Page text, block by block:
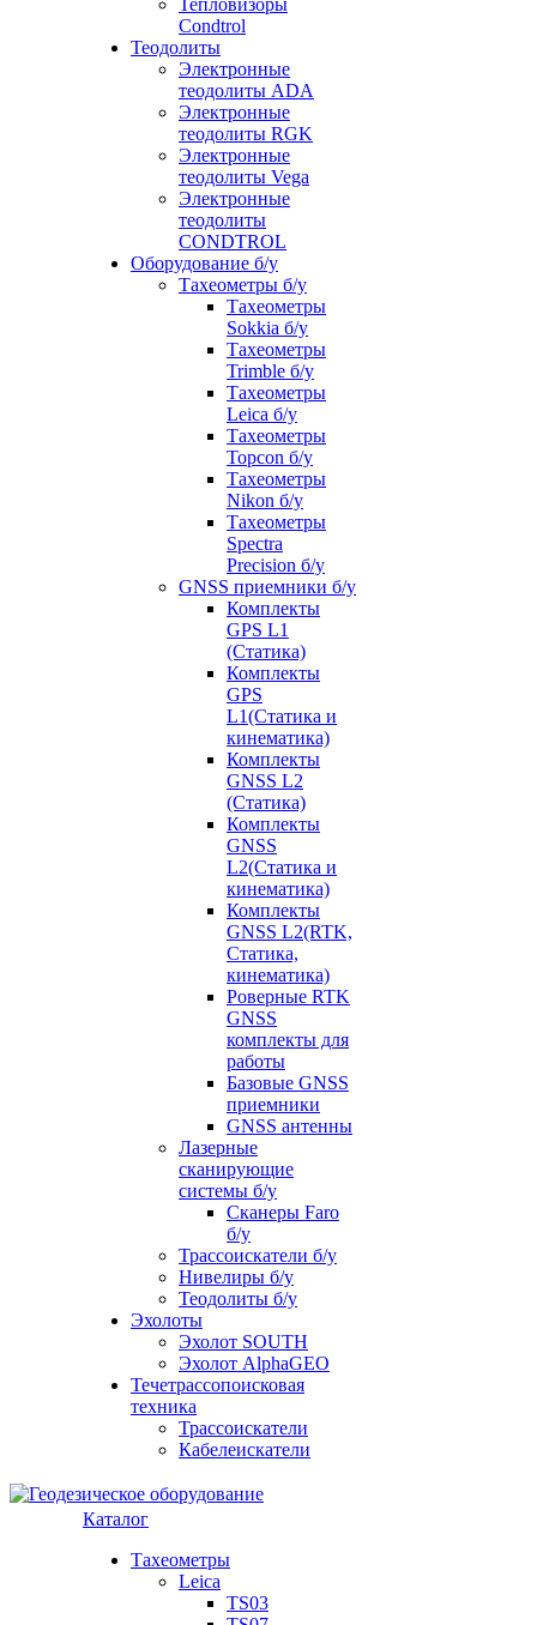
Тепловизоры
Condtrol
Теодолиты
Электронные
теодолиты ADA
Электронные
теодолиты RGK
Электронные
теодолиты Vega
Электронные
теодолиты
CONDTROL
Оборудование б/у
Тахеометры б/у
Тахеометры
Sokkia б/у
Тахеометры
Trimble б/у
Тахеометры
Leica б/у
Тахеометры
Topcon б/у
Тахеометры
Nikon б/у
Тахеометры
Spectra
Precision б/у
GNSS приемники б/у
Комплекты
GPS L1
(Статика)
Комплекты
GPS
L1(Статика и
кинематика)
Комплекты
GNSS L2
(Статика)
Комплекты
GNSS
L2(Статика и
кинематика)
Комплекты
GNSS L2(RTK,
Статика,
кинематика)
Роверные RTK
GNSS
комплекты для
работы
Базовые GNSS
приемники
GNSS антенны
Лазерные
сканирующие
системы б/у
Сканеры Faro
б/у
Трассоискатели б/у
Нивелиры б/у
Теодолиты б/у
Эхолоты
Эхолот SOUTH
Эхолот AlphaGEO
Течетрассопоисковая
техника
Трассоискатели
Кабелеискатели
Каталог
Тахеометры
Leica
TS03